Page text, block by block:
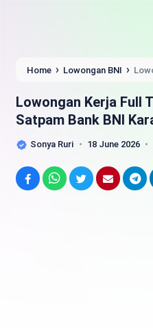
Home › Lowongan BNI ›
Lowongan Kerja Full
Satpam Bank BNI
Sonya Ruri 18 June 2026